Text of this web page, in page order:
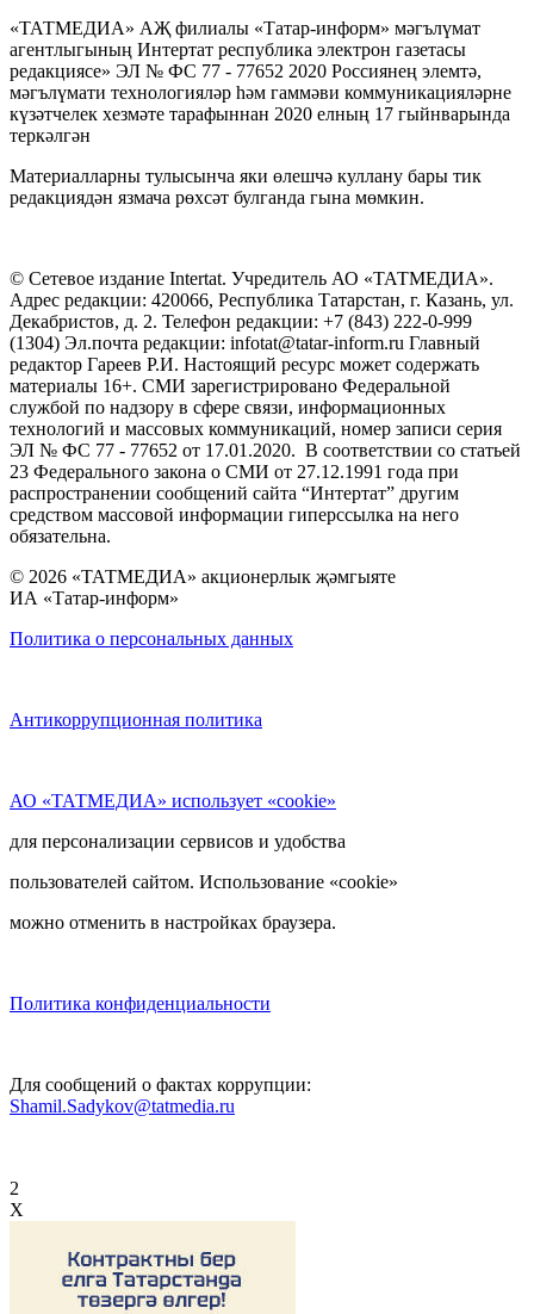
«ТАТМЕДИА» АҖ филиалы «Татар-информ» мәгълүмат
агентлыгының Интертат республика электрон газетасы
редакциясе» ЭЛ № ФС 77 - 77652 2020 Россиянең элемтә,
мәгълүмати технологияләр һәм гаммәви коммуникацияләрне
күзәтчелек хезмәте тарафыннан 2020 елның 17 гыйнварында
теркәлгән
Материалларны тулысынча яки өлешчә куллану бары тик
редакциядән язмача рөхсәт булганда гына мөмкин.
© Сетевое издание Intertat. Учредитель АО «ТАТМЕДИА».
Адрес редакции: 420066, Республика Татарстан, г. Казань, ул.
Декабристов, д. 2. Телефон редакции: +7 (843) 222-0-999
(1304) Эл.почта редакции: infotat@tatar-inform.ru Главный
редактор Гареев Р.И. Настоящий ресурс может содержать
материалы 16+. СМИ зарегистрировано Федеральной
службой по надзору в сфере связи, информационных
технологий и массовых коммуникаций, номер записи серия
ЭЛ № ФС 77 - 77652 от 17.01.2020. В соответствии со статьей
23 Федерального закона о СМИ от 27.12.1991 года при
распространении сообщений сайта “Интертат” другим
средством массовой информации гиперссылка на него
обязательна.
© 2026 «ТАТМЕДИА» акционерлык җәмгыяте
ИА «Татар-информ»
Политика о персональных данных
Антикоррупционная политика
АО «ТАТМЕДИА» использует «cookie»
для персонализации сервисов и удобства
пользователей сайтом. Использование «cookie»
можно отменить в настройках браузера.
Политика конфиденциальности
Для сообщений о фактах коррупции:
Shamil.Sadykov@tatmedia.ru
2
X